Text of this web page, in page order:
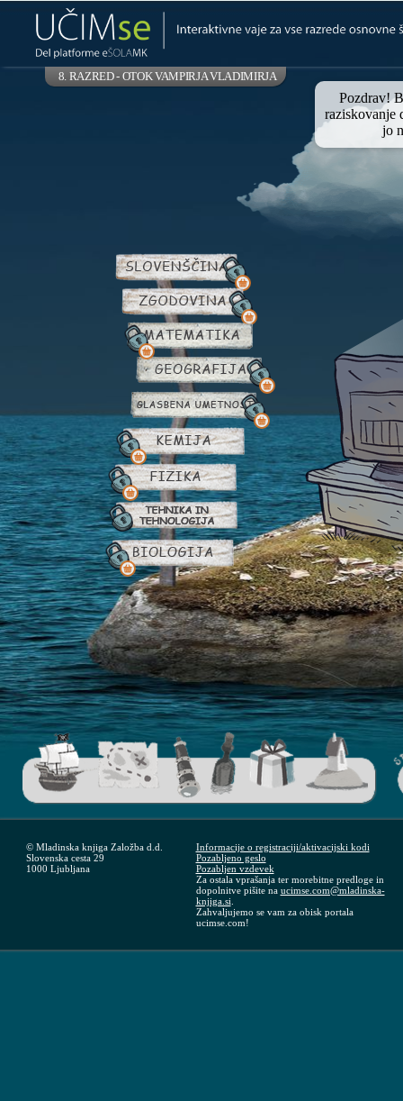
Pozdrav!
raziskovanje
jo
8. RAZRED - OTOK VAMPIRJA VLADIMIRJA
© Mladinska knjiga Založba d.d.
Slovenska cesta 29
1000 Ljubljana
Informacije o registraciji/aktivacijski kodi
Pozabljeno geslo
Pozabljen vzdevek
Za ostala vprašanja ter morebitne predloge in
dopolnitve pišite na ucimse.com@mladinska-
knjiga.si
Zahvaljujemo se vam za obisk portala
ucimse.com!